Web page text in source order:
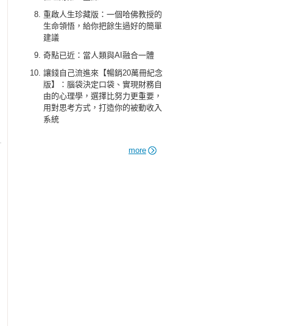
重啟人生珍藏版：一個哈佛教授的
生命領悟，給你把餘生過好的簡單
建議
奇點已近：當人類與AI融合一體
讓錢自己流進來【暢銷20萬冊紀念
版】：腦袋決定口袋、實現財務自
由的心理學，選擇比努力更重要，
用對思考方式，打造你的被動收入
系統
more